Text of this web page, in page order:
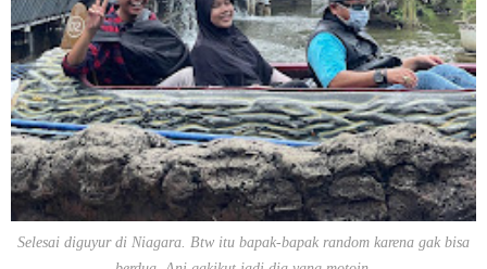
Selesai diguyur di Niagara. Btw itu bapak-bapak random karena gak bisa